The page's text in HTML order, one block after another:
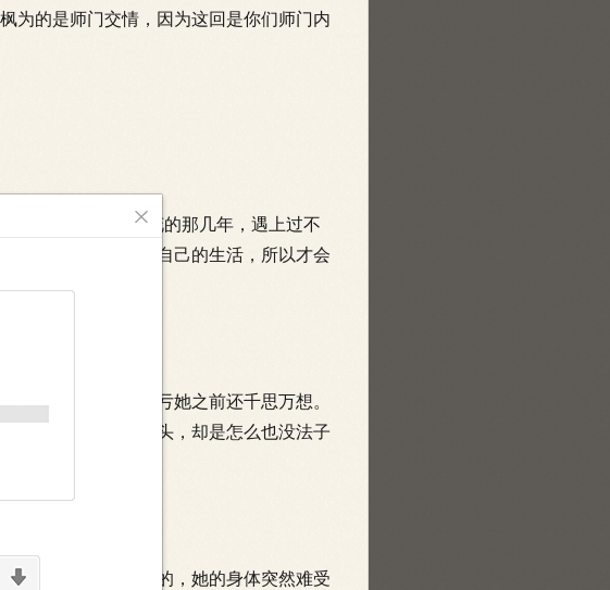
为的是师门交情，因为这回是你们师门内
常美，就算我採花的那几年，遇上过不
但我实在不想打乱自己的生活，所以才会
平凡的一回事，亏她之前还千思万想。
正视心里的那个想头，却是怎么也没法子
，也不知怎么搞的，她的身体突然难受
